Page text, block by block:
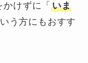
かけずに「いま
いう方にもおすす